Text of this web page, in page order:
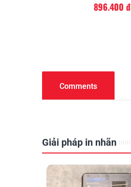
896.400 đ
Comments
Giải pháp in nhãn